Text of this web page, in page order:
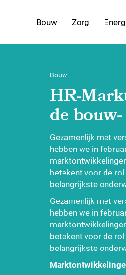
Bouw Zorg
Bouw
HR-
de
Gezamenlijk met
hebben we in
betekent voor de rol
belangrijkste
Gezamenlijk met
hebben we in
betekent voor de rol
belangrijkste